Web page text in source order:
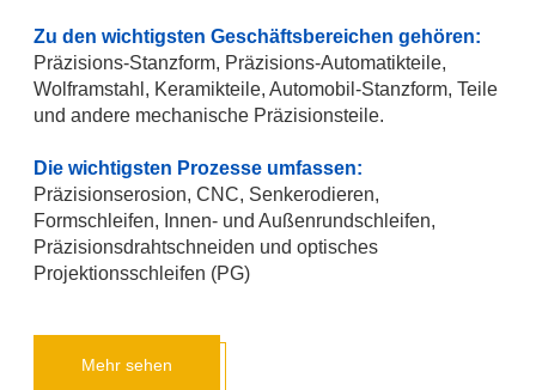
Zu den wichtigsten Geschäftsbereichen gehören:
Präzisions-Stanzform, Präzisions-Automatikteile,
Wolframstahl, Keramikteile, Automobil-Stanzform, Teile
und andere mechanische Präzisionsteile.
Die wichtigsten Prozesse umfassen:
Präzisionserosion, CNC, Senkerodieren,
Formschleifen, Innen- und Außenrundschleifen,
Präzisionsdrahtschneiden und optisches
Projektionsschleifen (PG)
Mehr sehen